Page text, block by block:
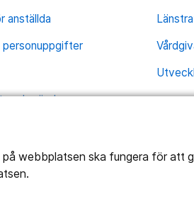
webbplatsen ska fungera för att
anställda
personuppgifter